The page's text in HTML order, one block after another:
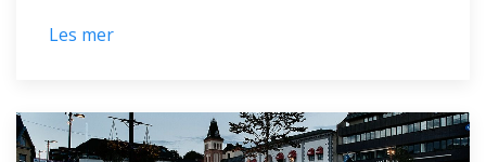
Les mer